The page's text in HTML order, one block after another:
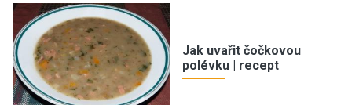
Jak uvařit čočkovou
polévku | recept